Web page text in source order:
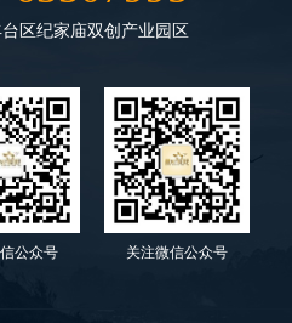
区纪家庙双创产业园区
公众号 关注微信公众号